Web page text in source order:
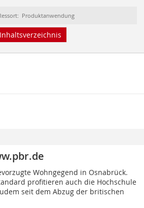
Produktanwendung
Inhaltsverzeichnis
Wohngegend in Osnabrück.
profitieren auch die Hochschule
seit dem Abzug der britischen